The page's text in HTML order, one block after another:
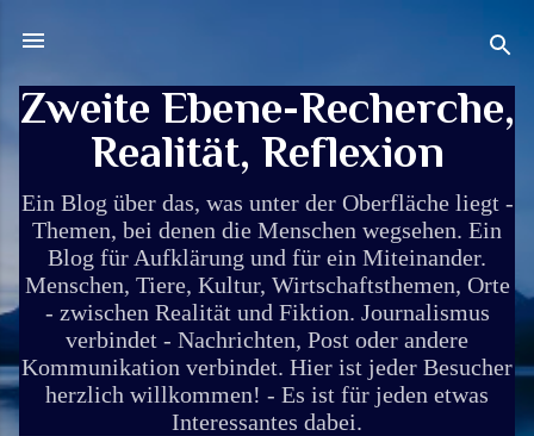
Zweite Ebene-Recherche,
Realität, Reflexion
Ein Blog über das, was unter der Oberfläche liegt -
Themen, bei denen die Menschen wegsehen. Ein
Blog für Aufklärung und für ein Miteinander.
Menschen, Tiere, Kultur, Wirtschaftsthemen, Orte
- zwischen Realität und Fiktion. Journalismus
verbindet - Nachrichten, Post oder andere
Kommunikation verbindet. Hier ist jeder Besucher
herzlich willkommen! - Es ist für jeden etwas
Interessantes dabei.